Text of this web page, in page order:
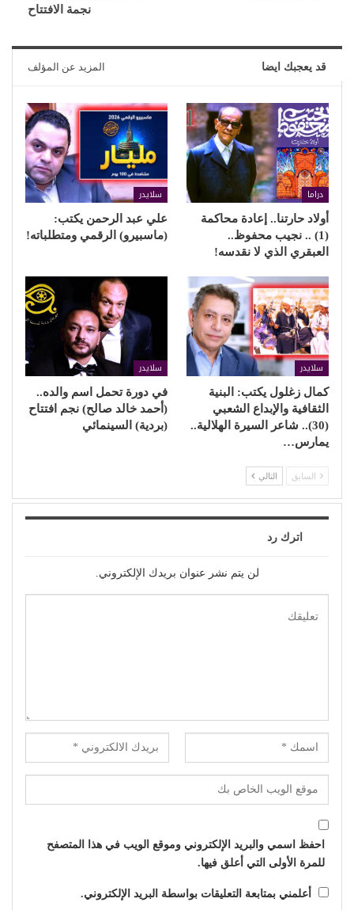
نجمة الافتتاح
قد يعجبك ايضا المزيد عن المؤلف
دراما
أولاد حارتنا.. إعادة محاكمة
(1) .. نجيب محفوظ..
العبقري الذي لا نقدسه!
سلايدر
علي عبد الرحمن يكتب:
(ماسبيرو) الرقمي ومتطلباته!
سلايدر
كمال زغلول يكتب: البنية
الثقافية والإبداع الشعبي
(30).. شاعر السيرة الهلالية..
يمارس…
سلايدر
في دورة تحمل اسم والده..
(أحمد خالد صالح) نجم افتتاح
(بردية) السينمائي
السابق التالي
اترك رد
لن يتم نشر عنوان بريدك الإلكتروني.
احفظ اسمي والبريد الإلكتروني وموقع الويب في هذا المتصفح
للمرة الأولى التي أعلق فيها.
أعلمني بمتابعة التعليقات بواسطة البريد الإلكتروني.